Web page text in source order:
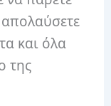
απολαύσετε
και όλα
της